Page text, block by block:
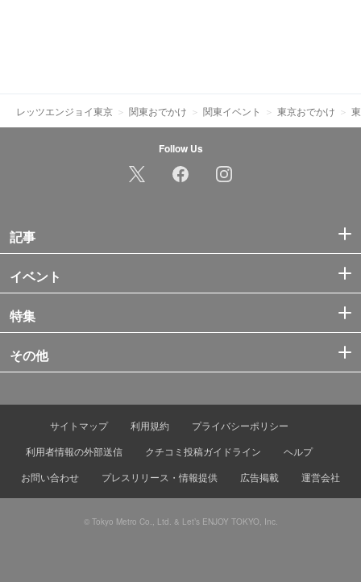
レッツエンジョイ東京 関東おでかけ 関東イベント 東京おでかけ
Follow Us
記事
イベント
特集
その他
サイトマップ 利用規約
プライバシーポリシー
利用者情報の外部送信
クチコミ投稿ガイドライン
ヘルプ
お問い合わせ
プレスリリース・情報提供 広告掲載 運営会社
© Tokyo Metro Co., Ltd. & Let’s ENJOY TOKYO, Inc.